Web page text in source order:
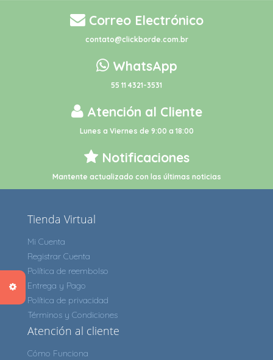
Correo Electrónico
contato@clickborde.com.br
WhatsApp
55 11 4321-3531
Atención al Cliente
Lunes a Viernes de 9:00 a 18:00
Notificaciones
Mantente actualizado con las últimas noticias
Tienda Virtual
Mi Cuenta
Registrar Cuenta
Política de reembolso
Entrega y Pago
Política de privacidad
Términos y Condiciones
Atención al cliente
Cómo Funciona